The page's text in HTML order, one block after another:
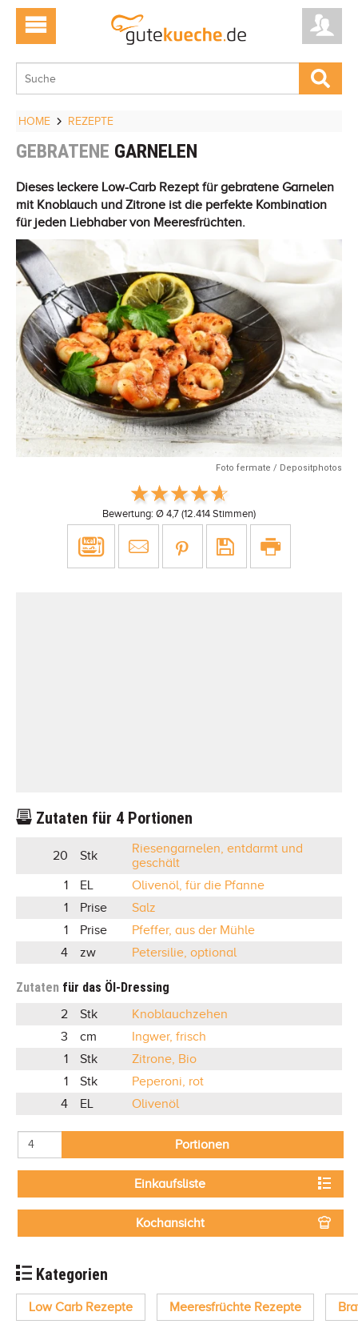
HOME REZEPTE
GEBRATENE GARNELEN
Dieses leckere Low-Carb Rezept für gebratene Garnelen
mit Knoblauch und Zitrone ist die perfekte Kombination
für jeden Liebhaber von Meeresfrüchten.
Foto fermate / Depositphotos
Bewertung: Ø 4,7 (12.414 Stimmen)
Zutaten für 4 Portionen
20 Stk
Riesengarnelen, entdarmt und
geschält
1
EL
Olivenöl, für die Pfanne
1
Prise
Salz
1
Prise
Pfeffer, aus der Mühle
4
zw Petersilie, optional
Zutaten für das Öl-Dressing
2 Stk
Knoblauchzehen
3
cm
Ingwer, frisch
1
Stk
Zitrone, Bio
1
Stk
Peperoni, rot
4
EL Olivenöl
Portionen
Einkaufsliste
Kochansicht
Kategorien
Low Carb Rezepte Meeresfrüchte Rezepte